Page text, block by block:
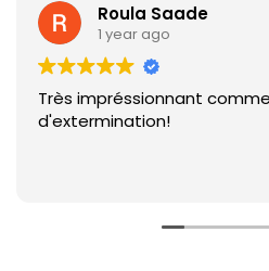
Roula Saade
1 year ago
Très impréssionnant
d'extermination!